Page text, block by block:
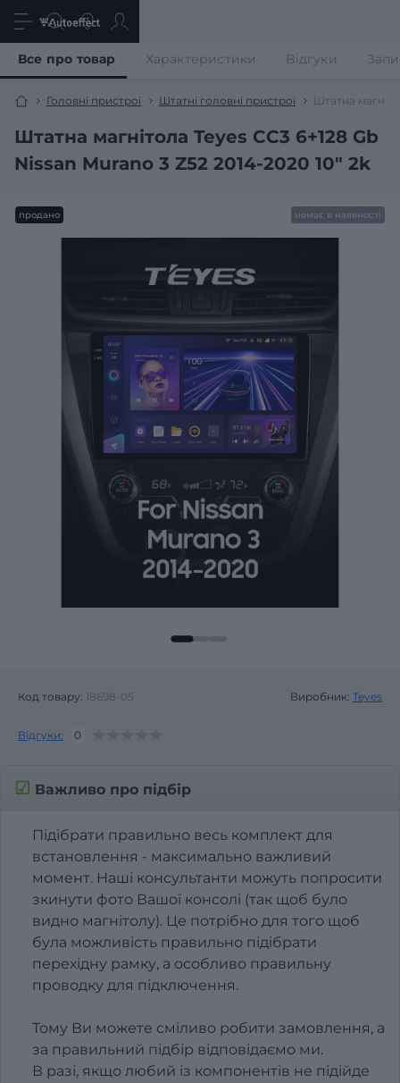
Головні пристрої Штатні головні пристрої Штатна
Штатна магнітола Teyes CC3 6+128 Gb
Nissan Murano 3 Z52 2014-2020 10" 2k
Все про товар Характеристики Відгуки
продано немає в наявності
Код товару: 18698-05 Виробник: Teyes
Відгуки: 0
☑ Важливо про підбір
Підібрати правильно весь комплект для
встановлення - максимально важливий
момент. Наші консультанти можуть попросити
зкинути фото Вашої консолі (так щоб було
видно магнітолу). Це потрібно для того щоб
була можливість правильно підібрати
перехідну рамку, а особливо правильну
проводку для підключення.
Тому Ви можете сміливо робити замовлення, а
за правильний підбір відповідаємо ми.
В разі, якщо любий із компонентів не підійде